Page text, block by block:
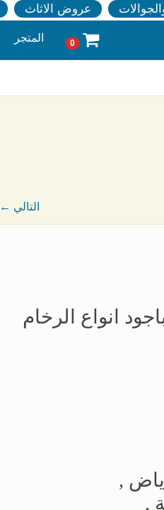
عروض الاثاث
0 المتجر
← التالي
انواع الرخام
,
,